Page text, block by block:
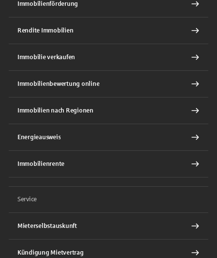
Immobilienförderung
Rendite Immobilien
Immobilie verkaufen
Immobilienbewertung online
Immobilien nach Regionen
Energieausweis
Immobilienrente
Service
Mieterselbstauskunft
Kündigung Mietvertrag